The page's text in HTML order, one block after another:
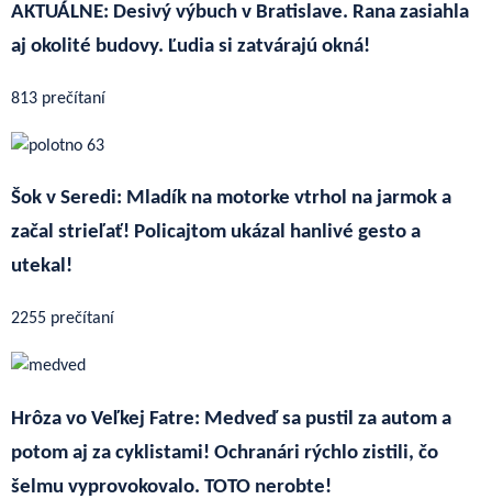
AKTUÁLNE: Desivý výbuch v Bratislave. Rana zasiahla
aj okolité budovy. Ľudia si zatvárajú okná!
813 prečítaní
Šok v Seredi: Mladík na motorke vtrhol na jarmok a
začal strieľať! Policajtom ukázal hanlivé gesto a
utekal!
2255 prečítaní
Hrôza vo Veľkej Fatre: Medveď sa pustil za autom a
potom aj za cyklistami! Ochranári rýchlo zistili, čo
šelmu vyprovokovalo. TOTO nerobte!